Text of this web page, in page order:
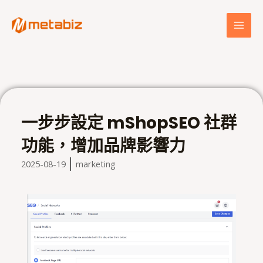
一步步設定 mShopSEO 社群
功能，增加品牌影響力
2025-08-19 marketing